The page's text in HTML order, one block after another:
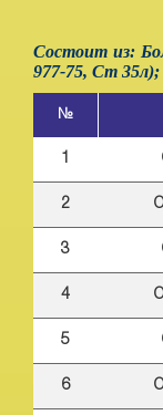
Состоит из:
977-75, Ст
№
1
2
3
4
5
6